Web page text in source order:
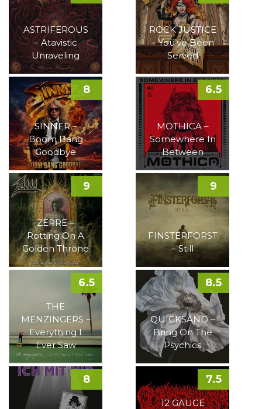
ASTRIFEROUS
– Atavistic
Unraveling
ROCK JUSTICE
– You’ve Been
Served
SINNER –
Boom Bang
Goodbye
8
MOTHICA –
Somewhere In
Between
6.5
ZERRE –
Rotting On A
Golden Throne
9
FINSTERFORST
– Still
9
THE
MENZINGERS –
Everything I
Ever Saw
6.5
QUICKSAND –
Bring On The
Psychics
8.5
8
12 GAUGE
7.5